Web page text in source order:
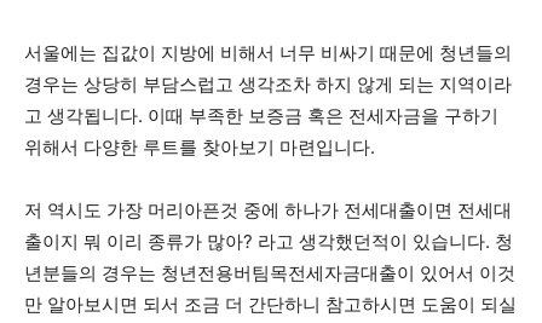
서울에는 집값이 지방에 비해서 너무 비싸기 때문에 청년들의
경우는 상당히 부담스럽고 생각조차 하지 않게 되는 지역이라
고 생각됩니다. 이때 부족한 보증금 혹은 전세자금을 구하기
위해서 다양한 루트를 찾아보기 마련입니다.
저 역시도 가장 머리아픈것 중에 하나가 전세대출이면 전세대
출이지 뭐 이리 종류가 많아? 라고 생각했던적이 있습니다. 청
년분들의 경우는 청년전용버팀목전세자금대출이 있어서 이것
만 알아보시면 되서 조금 더 간단하니 참고하시면 도움이 되실